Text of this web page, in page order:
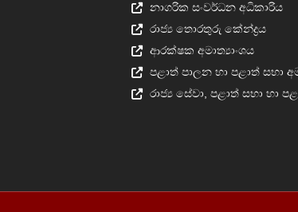
නාගරික සංවර්ධන අධිකාරිය
රාජ්‍ය තොරතුරු කේන්ද්‍රය
ආරක්ෂක අමාත්‍යාංශය
පළාත් පාලන හා පළාත් සභා
රාජ්‍ය සේවා, පළාත් සභා හා